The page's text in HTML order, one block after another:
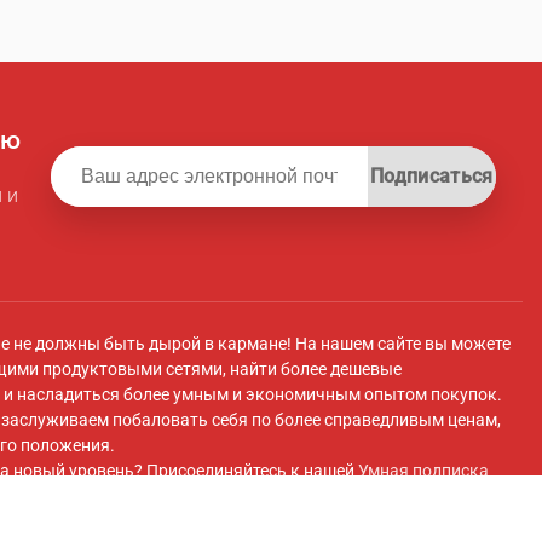
и
Подписаться
не должны быть дырой в кармане! На нашем сайте вы можете
продуктовыми сетями, найти более дешевые
насладиться более умным и экономичным опытом покупок.
побаловать себя по более справедливым ценам,
положения.
новый уровень? Присоединяйтесь к нашей Умная подписка